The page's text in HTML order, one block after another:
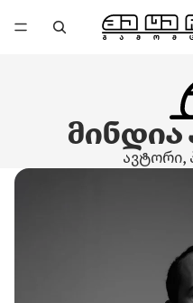
ავტორი,